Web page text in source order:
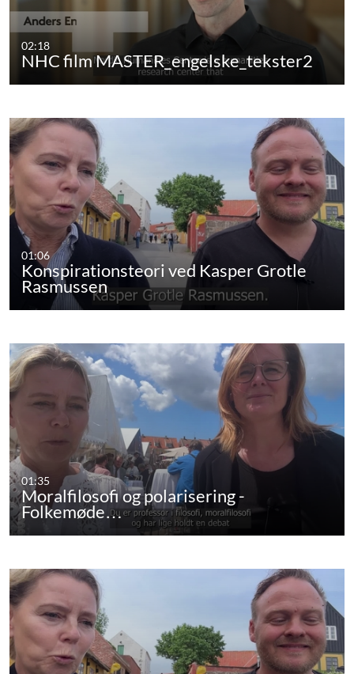
02:18
NHC film MASTER_engelske_tekster2
01:06
Konspirationsteori ved Kasper Grotle
Rasmussen
01:35
Moralfilosofi og polarisering -
Folkemøde…